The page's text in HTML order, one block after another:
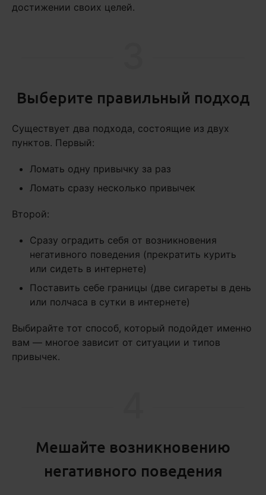
достижении своих целей.
Выберите правильный подход
Существует два подхода, состоящие из двух
пунктов. Первый:
Ломать одну привычку за раз
Ломать сразу несколько привычек
Второй:
Сразу оградить себя от возникновения
негативного поведения (прекратить курить
или сидеть в интернете)
Поставить себе границы (две сигареты в день
или полчаса в сутки в интернете)
Выбирайте тот способ, который подойдет именно
вам — многое зависит от ситуации и типов
привычек.
Мешайте возникновению
негативного поведения